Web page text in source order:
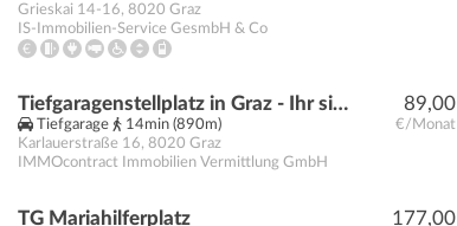
Grieskai 14-16, 8020 Graz
IS-Immobilien-Service GesmbH & Co
89,00
€/Monat
Tiefgaragenstellplatz in Graz - Ihr sicherer für nur 89,00 €! - Karlauerstraße 16
Tiefgarage
14min (890m)
Karlauerstraße 16, 8020 Graz
IMMOcontract Immobilien Vermittlung GmbH
177,00
TG Mariahilferplatz